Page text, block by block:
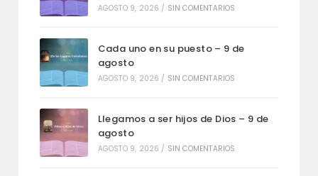
AGOSTO 9, 2026 / SIN COMENTARIOS
Cada uno en su puesto – 9 de
agosto
AGOSTO 9, 2026 / SIN COMENTARIOS
Llegamos a ser hijos de Dios – 9 de
agosto
AGOSTO 9, 2026 / SIN COMENTARIOS